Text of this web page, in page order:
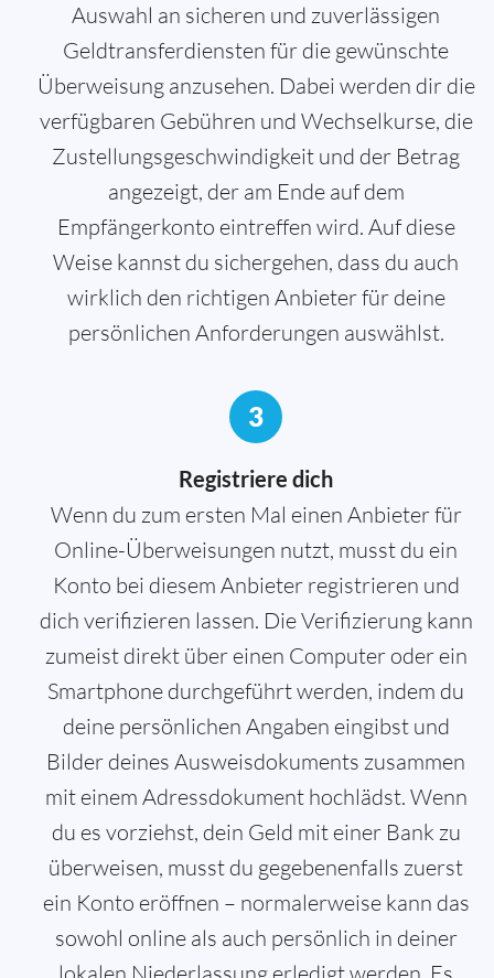
Auswahl an sicheren und zuverlässigen
Geldtransferdiensten für die gewünschte
Überweisung anzusehen. Dabei werden dir die
verfügbaren Gebühren und Wechselkurse, die
Zustellungsgeschwindigkeit und der Betrag
angezeigt, der am Ende auf dem
Empfängerkonto eintreffen wird. Auf diese
Weise kannst du sichergehen, dass du auch
wirklich den richtigen Anbieter für deine
persönlichen Anforderungen auswählst.
3
Registriere dich
Wenn du zum ersten Mal einen Anbieter für
Online-Überweisungen nutzt, musst du ein
Konto bei diesem Anbieter registrieren und
dich verifizieren lassen. Die Verifizierung kann
zumeist direkt über einen Computer oder ein
Smartphone durchgeführt werden, indem du
deine persönlichen Angaben eingibst und
Bilder deines Ausweisdokuments zusammen
mit einem Adressdokument hochlädst. Wenn
du es vorziehst, dein Geld mit einer Bank zu
überweisen, musst du gegebenenfalls zuerst
ein Konto eröffnen – normalerweise kann das
sowohl online als auch persönlich in deiner